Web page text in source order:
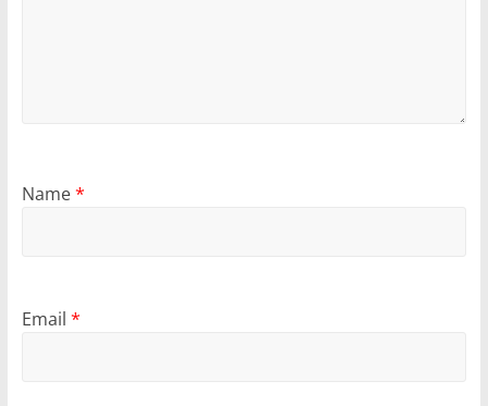
Name*
Email *